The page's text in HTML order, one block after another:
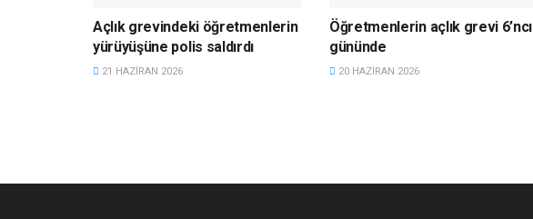
Açlık grevindeki öğretmenlerin
yürüyüşüne polis saldırdı
21 HAZIRAN 2026
Öğretmenlerin açlık grevi 6’ncı
gününde
20 HAZIRAN 2026